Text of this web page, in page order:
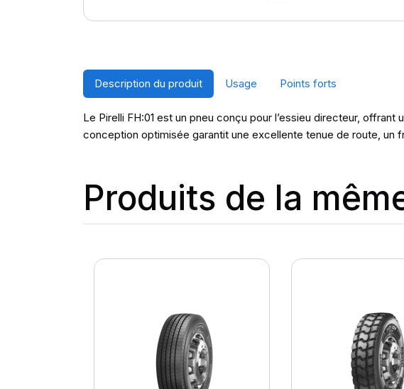
Description du produit Usage Points forts
Le Pirelli FH:01 est un pneu conçu pour l’essieu directeur,
conception optimisée garantit une excellente tenue de route,
Produits de la